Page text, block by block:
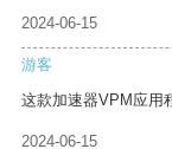
2024-06-15
游客
这款加速器VPM应用
2024-06-15